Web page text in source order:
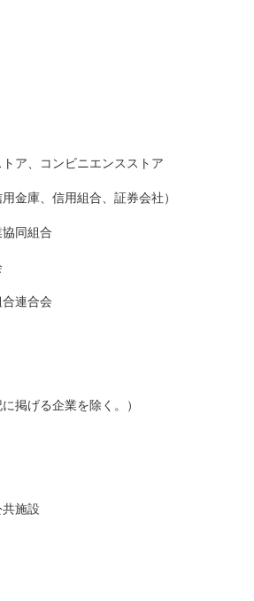
ア、コンビニエンスストア
金庫、信用組合、証券会社）
同組合
連合会
掲げる企業を除く。）
施設